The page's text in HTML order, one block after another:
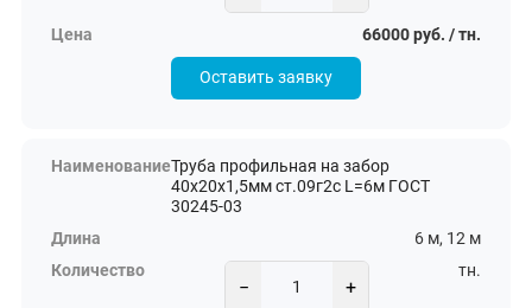
66000 руб. / тн.
Оставить заявку
Труба профильная на забор
40х20х1,5мм ст.09г2с L=6м ГОСТ
30245-03
6 м, 12 м
− +
тн.